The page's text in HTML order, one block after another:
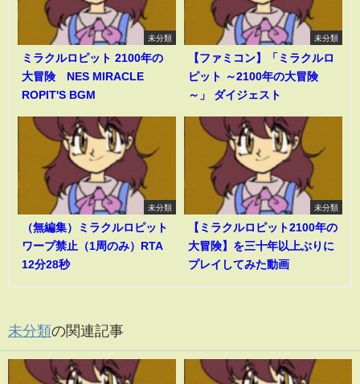
未分類
ミラクルロピット 2100年の
大冒険 NES MIRACLE
ROPIT'S BGM
未分類
【ファミコン】「ミラクルロ
ピット ～2100年の大冒険
～」 ダイジェスト
未分類
（無編集）ミラクルロピット
ワープ禁止（1周のみ）RTA
12分28秒
未分類
【ミラクルロピット2100年の
大冒険】を三十年以上ぶりに
プレイしてみた動画
未分類の関連記事